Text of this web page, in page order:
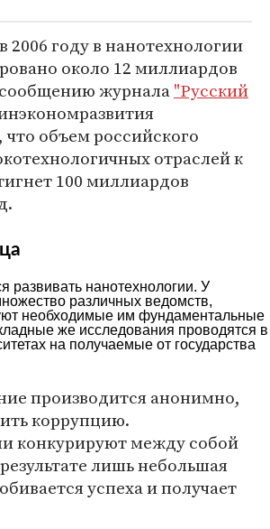
2006 году в нанотехнологии
около 12 миллиардов
журнала"Русский
что объем российского
отраслей к
100 миллиардов
развивать нанотехнологии. У
различных ведомств,
необходимые им фундаментальные
же исследования проводятся в
на получаемые от государства
производится анонимно,
коррупцию.
конкурируют между собой
лишь небольшая
успеха и получает